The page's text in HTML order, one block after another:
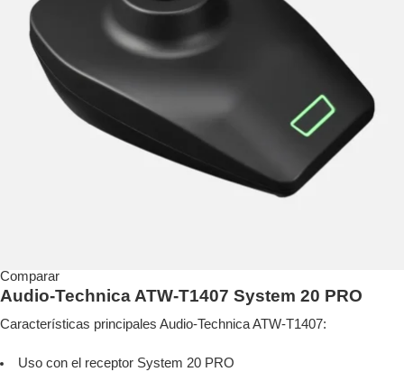
Comparar
Audio-Technica ATW-T1407 System 20 PRO
Características principales Audio-Technica ATW-T1407:
Uso con el receptor System 20 PRO